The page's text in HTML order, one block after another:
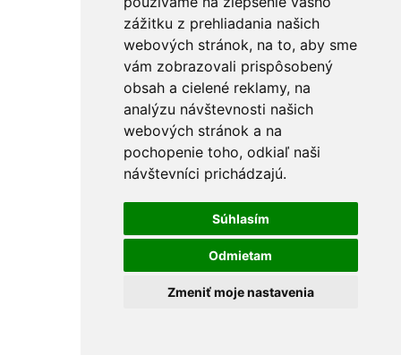
zážitku z prehliadania našich
webových stránok, na to, aby sme
vám zobrazovali prispôsobený
obsah a cielené reklamy, na
analýzu návštevnosti našich
webových stránok a na
pochopenie toho, odkiaľ naši
návštevníci prichádzajú.
Súhlasím
Odmietam
Zmeniť moje nastavenia